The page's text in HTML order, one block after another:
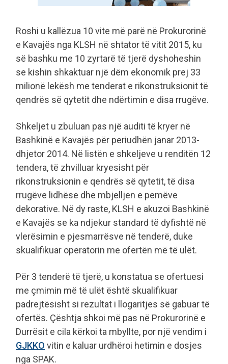
Roshi u kallëzua 10 vite më parë në Prokurorinë
e Kavajës nga KLSH në shtator të vitit 2015, ku
së bashku me 10 zyrtarë të tjerë dyshoheshin
se kishin shkaktuar një dëm ekonomik prej 33
milionë lekësh me tenderat e rikonstruksionit të
qendrës së qytetit dhe ndërtimin e disa rrugëve.
Shkeljet u zbuluan pas një auditi të kryer në
Bashkinë e Kavajës për periudhën janar 2013-
dhjetor 2014. Në listën e shkeljeve u renditën 12
tendera, të zhvilluar kryesisht për
rikonstruksionin e qendrës së qytetit, të disa
rrugëve lidhëse dhe mbjelljen e pemëve
dekorative. Në dy raste, KLSH e akuzoi Bashkinë
e Kavajës se ka ndjekur standard të dyfishtë në
vlerësimin e pjesmarrësve në tenderë, duke
skualifikuar operatorin me ofertën më të ulët.
Për 3 tenderë të tjerë, u konstatua se ofertuesi
me çmimin më të ulët është skualifikuar
padrejtësisht si rezultat i llogaritjes së gabuar të
ofertës. Çështja shkoi më pas në Prokurorinë e
Durrësit e cila kërkoi ta mbyllte, por një vendim i
GJKKO vitin e kaluar urdhëroi hetimin e dosjes
nga SPAK.